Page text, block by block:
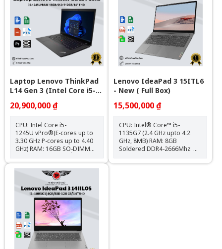
nối: USB-C 140W, HDMI 8K,
RJ-45, USB 3.2 Gen 1 Trọng
lượng: ~2.35kg | Pin: 80Wh
Hệ điều hành: Windows 11
bản quyền Bảo hành: 12
tháng
WUXGA (1920x1200) IPS
300nits Anti-glare, 45%
NTSCPin: 3 cell/47Wh Cân
nặng: 1.44 kg Tính năng: Bảo
mật vân tay, đèn nền bàn
OS
Laptop Lenovo ThinkPad
L14 Gen 3 (Intel Core i5-
1245U | 16GB | 512GB |
Intel Iris Xe | 14 inch FHD)
20,900,000 ₫
CPU: Intel Core i5-
1245U vPro®(E-cores up to
3.30 GHz P-cores up to 4.40
GHz) RAM: 16GB SO-DIMM
DDR4-3200 (2 khe) Ổ cứng:
512GB SSD M.2 2242 PCIe®
4.0x4 NVMe® Opal 2.0 VGA:
Integrated Intel Iris Xe
Graphics Màn hình: 14" FHD
(1920x1080) IPS 250nits Anti-
glare, 45% NTSCPin: 3 cell
/42Wh Cân nặng: 1.39 kg
Tính năng: Bảo mật vân tay
Màu sắc: Đen OS: No OS
Lenovo IdeaPad 3 15ITL6
- New ( Full Box)
15,500,000 ₫
CPU: Intel® Core™ i5-
1135G7 (2.4 GHz upto 4.2
GHz, 8MB) RAM: 8GB
Soldered DDR4-2666Mhz Ổ
cứng: 512GB SSD M.2 2242
PCIe 3.0x2 NVMe VGA: